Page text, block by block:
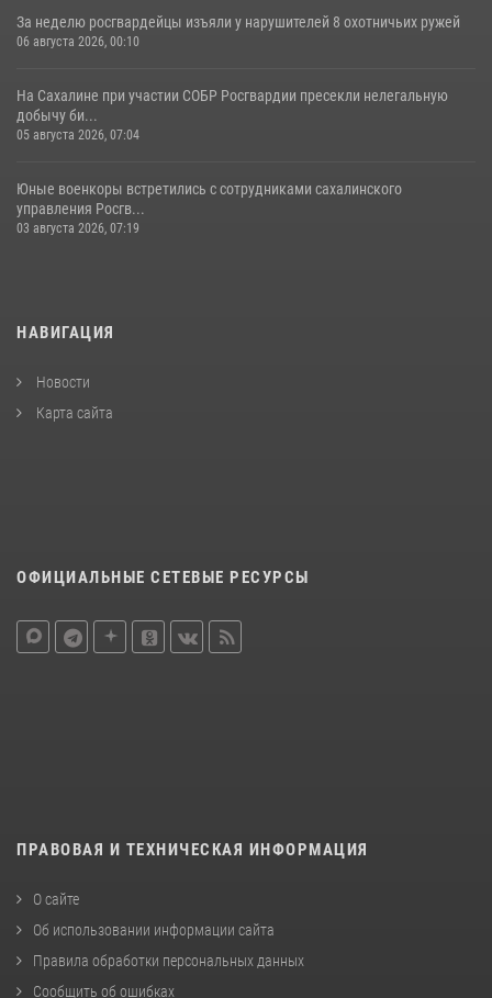
За неделю росгвардейцы изъяли у нарушителей 8 охотничьих ружей
06 августа 2026, 00:10
На Сахалине при участии СОБР Росгвардии пресекли нелегальную
добычу би...
05 августа 2026, 07:04
Юные военкоры встретились с сотрудниками сахалинского
управления Росгв...
03 августа 2026, 07:19
НАВИГАЦИЯ
Новости
Карта сайта
ОФИЦИАЛЬНЫЕ СЕТЕВЫЕ РЕСУРСЫ
ПРАВОВАЯ И ТЕХНИЧЕСКАЯ ИНФОРМАЦИЯ
О сайте
Об использовании информации сайта
Правила обработки персональных данных
Сообщить об ошибках